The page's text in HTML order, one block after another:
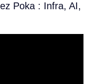
Poka : Infra, AI,